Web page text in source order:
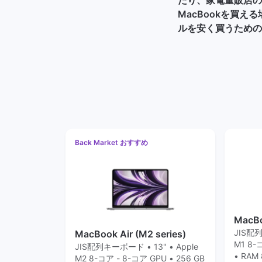
MacBookを買える
ルを安く買うため
Back Market おすすめ
MacBook Air (M2 series)
JIS配列キーボード • 13" • Apple
M2 8-コア - 8-コア GPU • 256 GB
JIS配
M1 8-
• RAM